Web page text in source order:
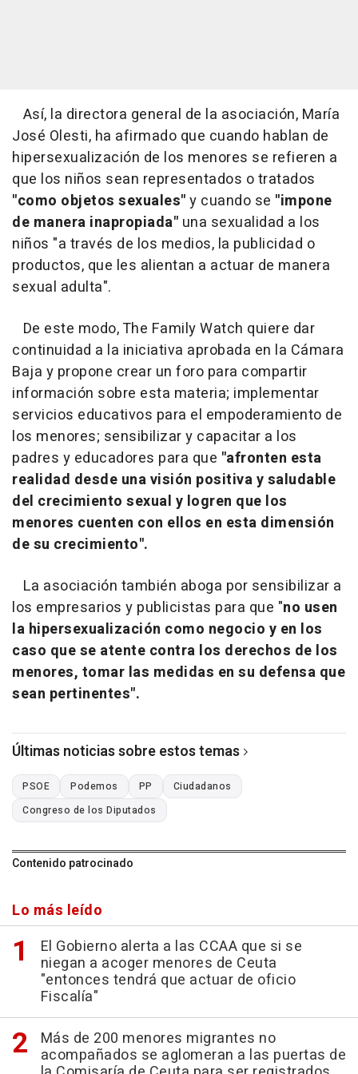
Así, la directora general de la asociación, María
José Olesti, ha afirmado que cuando hablan de
hipersexualización de los menores se refieren a
que los niños sean representados o tratados
"como objetos sexuales"y cuando se "impone
de manera inapropiada" una sexualidad a los
niños "a través de los medios, la publicidad o
productos, que les alientan a actuar de manera
sexual adulta".
De este modo, The Family Watch quiere dar
continuidad a la iniciativa aprobada en la Cámara
Baja y propone crear un foro para compartir
información sobre esta materia; implementar
servicios educativos para el empoderamiento de
los menores; sensibilizar y capacitar a los
padres y educadores para que "afronten esta
realidad desde una visión positiva y saludable
del crecimiento sexual y logren que los
menores cuenten con ellos en esta dimensión
de su crecimiento".
La asociación también aboga por sensibilizar a
los empresarios y publicistas para que "no usen
la hipersexualización como negocio y en los
caso que se atente contra los derechos de los
menores, tomar las medidas en su defensa que
sean pertinentes".
Últimas noticias sobre estos temas
PSOE Podemos PP
Ciudadanos
Congreso de los Diputados
Contenido patrocinado
Lo más leído
El Gobierno alerta a las CCAA que si se
niegan a acoger menores de Ceuta
"entonces tendrá que actuar de oficio
Fiscalía"
Más de 200 menores migrantes no
acompañados se aglomeran a las puertas de